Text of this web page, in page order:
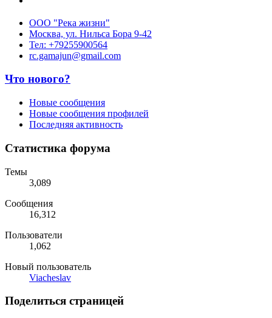
ООО "Река жизни"
Москва, ул. Нильса Бора 9-42
Тел: +79255900564
rc.gamajun@gmail.com
Что нового?
Новые сообщения
Новые сообщения профилей
Последняя активность
Статистика форума
Темы
3,089
Сообщения
16,312
Пользователи
1,062
Новый пользователь
Viacheslav
Поделиться страницей